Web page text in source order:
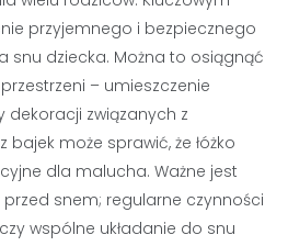
przyjemnego i bezpiecznego
snu dziecka. Można to osiągnąć
– umieszczenie
dekoracji związanych z
może sprawić, że łóżko
dla malucha. Ważne jest
snem; regularne czynności
wspólne układanie do snu